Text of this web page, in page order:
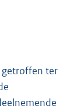
getroffen ter